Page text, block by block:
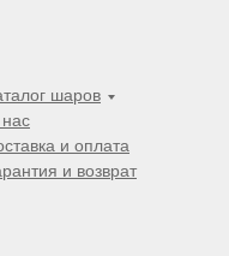
шаров
и оплата
и возврат